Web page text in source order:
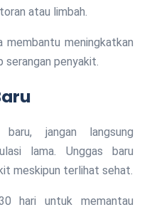
atau limbah.
membantu meningkatkan
penyakit.
jangan langsung
lama. Unggas baru
meskipun terlihat sehat.
hari untuk memantau